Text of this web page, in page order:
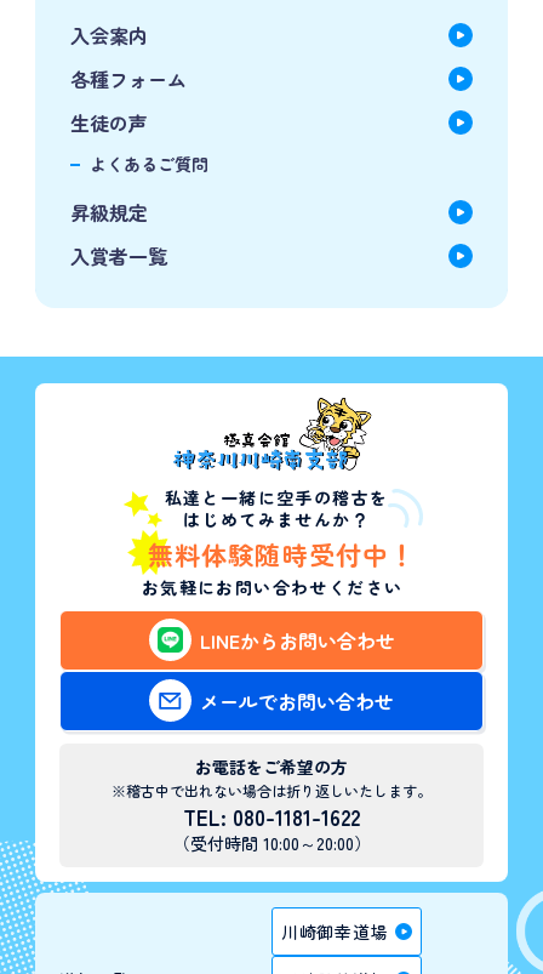
入会案内
各種フォーム
生徒の声
よくあるご質問
昇級規定
入賞者一覧
私達と一緒に空手の稽古を
はじめてみませんか？
無料体験随時受付中！
お気軽にお問い合わせください
LINEからお問い合わせ
メールでお問い合わせ
お電話をご希望の方
※稽古中で出れない場合は折り返しいたします。
TEL: 080-1181-1622
（受付時間 10:00～20:00）
川崎御幸道場